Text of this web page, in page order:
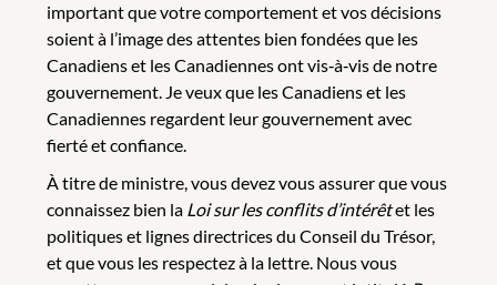
important que votre comportement et vos décisions
soient à l’image des attentes bien fondées que les
Canadiens et les Canadiennes ont vis‑à‑vis de notre
gouvernement. Je veux que les Canadiens et les
Canadiennes regardent leur gouvernement avec
fierté et confiance.
À titre de ministre, vous devez vous assurer que vous
connaissez bien la Loi sur les conflits d’intérêtet les
politiques et lignes directrices du Conseil du Trésor,
et que vous les respectez à la lettre. Nous vous